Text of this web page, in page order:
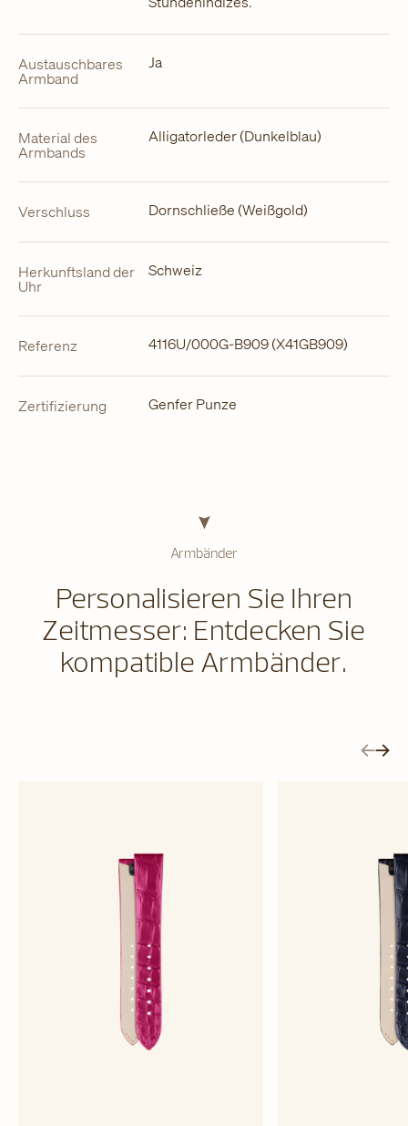
Austauschbares
Armband
Ja
Material des
Armbands
Alligatorleder (Dunkelblau)
Verschluss Dornschließe (Weißgold)
Herkunftsland der
Uhr
Schweiz
Referenz 4116U/000G-B909 (X41GB909)
Zertifizierung Genfer Punze
Armbänder
Personalisieren Sie Ihren
Zeitmesser: Entdecken Sie
kompatible Armbänder.